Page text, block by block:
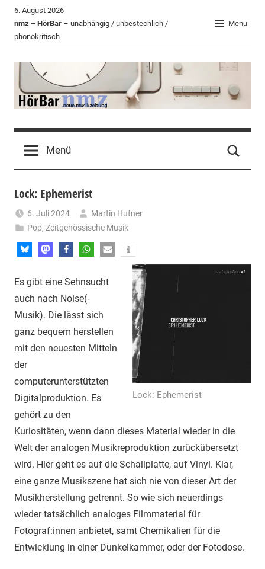
Zum
Inhalt
springen
6. August 2026
nmz – HörBar – unabhängig / unbestechlich /
phonokritisch
Menu
HörBar
der
nmz
Menü
Lock: Ephemerist
6. Juli 2024
Martin Hufner
Pop,Zeitgenössische Musik
Lock: Ephemerist
Es gibt eine Sehnsucht
auch nach Noise(-
Musik). Die lässt sich
ganz bequem herstellen
mit den neuesten Mitteln
der
computerunterstützten
Digitalproduktion. Es
gehört zu den
Kuriositäten, wenn dann dieses Material wieder in die
Welt der analogen Musikreproduktion zurückübersetzt
wird. Hier geht es auf die Schallplatte, auf Vinyl. Klar,
eine ganze Musikszene hat sich nie von dieser Art der
Musikherstellung getrennt. So wie sich neuerdings
wieder tatsächlich analoges Filmmaterial für
Fotograf:innen anbietet, samt Chemikalien für die
Entwicklung in einer Dunkelkammer, oder der Fotodose.